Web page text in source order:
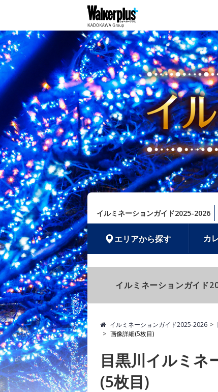
イルミネーションガイド2025-2026
エリアから探す カ
イルミネーションガイド
イルミネーションガイド2025-2026
画像詳細(5枚目)
目黒川イルミネ
(5枚目)